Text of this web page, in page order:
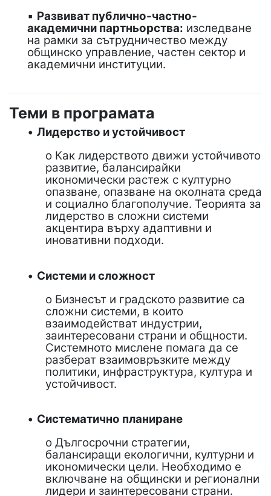
▪ Развиват публично-частно-
академични партньорства: изследване
на рамки за сътрудничество между
общинско управление, частен сектор и
академични институции.
Теми в програмата
• Лидерство и устойчивост
o Как лидерството движи устойчивото
развитие, балансирайки
икономически растеж с културно
опазване, опазване на околната среда
и социално благополучие. Теорията за
лидерство в сложни системи
акцентира върху адаптивни и
иновативни подходи.
• Системи и сложност
o Бизнесът и градското развитие са
сложни системи, в които
взаимодействат индустрии,
заинтересовани страни и общности.
Системното мислене помага да се
разберат взаимовръзките между
политики, инфраструктура, култура и
устойчивост.
• Систематично планиране
o Дългосрочни стратегии,
балансиращи екологични, културни и
икономически цели. Необходимо е
включване на общински и регионални
лидери и заинтересовани страни.